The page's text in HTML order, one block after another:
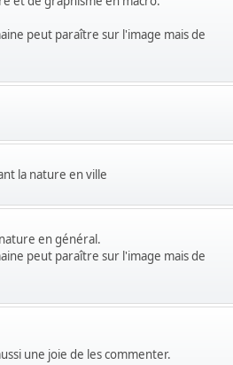
peut paraître sur l'image mais de
la nature en ville
en général.
peut paraître sur l'image mais de
une joie de les commenter.